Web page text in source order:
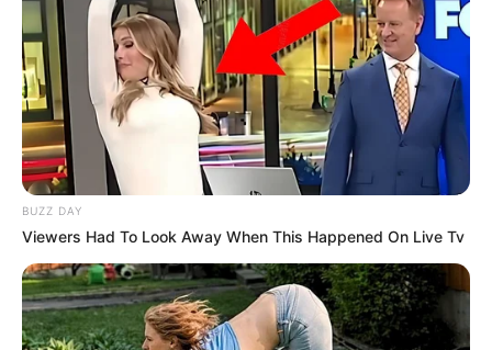
BUZZ DAY
Viewers Had To Look Away When This Happened On Live Tv